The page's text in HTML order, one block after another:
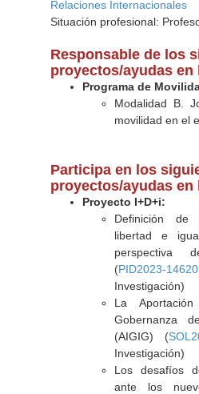
Relaciones Internacionales
Situación profesional:
Responsable de los
proyectos/ayudas en
Programa de
Modalidad B.
movilidad en el
Participa en los
proyectos/ayudas en
Proyecto I+D+i:
Definición de
libertad e
perspectiva
(PID2023-
Investigación)
La
Gobernanza
(AIGIG) (
Investigación)
Los desafíos
ante los